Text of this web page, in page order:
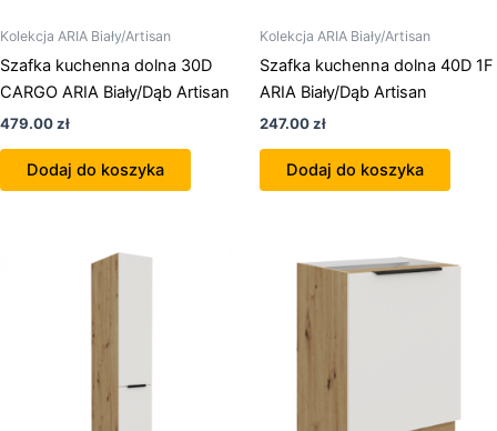
Kolekcja ARIA Biały/Artisan
Szafka kuchenna dolna 30D
CARGO ARIA Biały/Dąb Artisan
479.00zł
Dodaj do koszyka
Kolekcja ARIA Biały/Artisan
Szafka kuchenna dolna 40D 1F
ARIA Biały/Dąb Artisan
247.00zł
Dodaj do koszyka